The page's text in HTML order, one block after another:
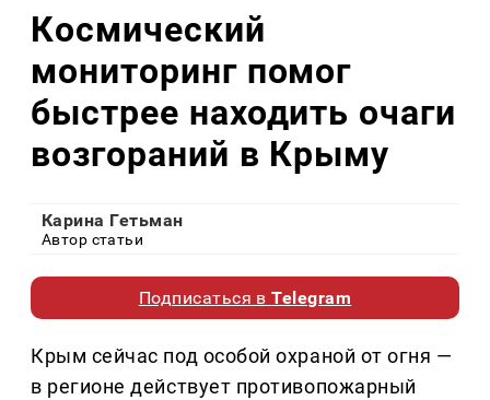
Космический
мониторинг помог
быстрее находить очаги
возгораний в Крыму
Карина Гетьман
Автор статьи
Подписаться вTelegram
Крым сейчас под особой охраной от огня —
в регионе действует противопожарный